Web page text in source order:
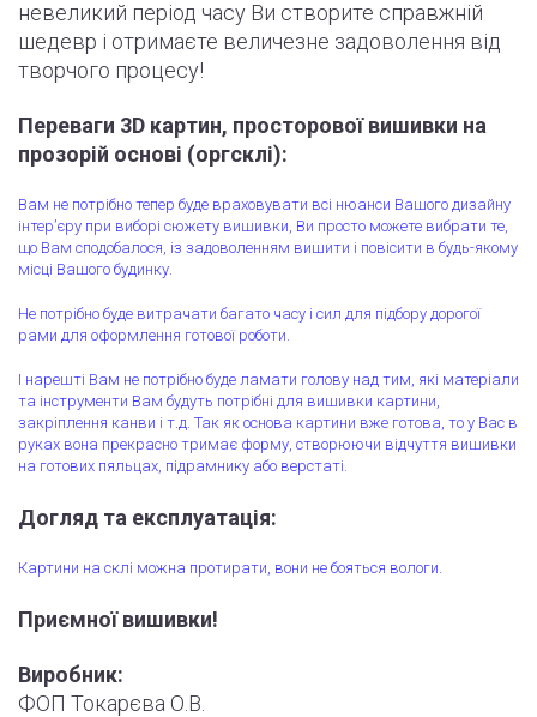
невеликий період часу Ви створите справжній
шедевр і отримаєте величезне задоволення від
творчого процесу!
Переваги 3D картин, просторової вишивки на
прозорій основі (оргсклі):
Вам не потрібно тепер буде враховувати всі нюанси Вашого дизайну
інтер’єру при виборі сюжету вишивки, Ви просто можете вибрати те,
що Вам сподобалося, із задоволенням вишити і повісити в будь-якому
місці Вашого будинку.
Не потрібно буде витрачати багато часу і сил для підбору дорогої
рами для оформлення готової роботи.
І нарешті Вам не потрібно буде ламати голову над тим, які матеріали
та інструменти Вам будуть потрібні для вишивки картини,
закріплення канви і т.д. Так як основа картини вже готова, то у Вас в
руках вона прекрасно тримає форму, створюючи відчуття вишивки
на готових пяльцах, підрамнику або верстаті.
Догляд та експлуатація:
Картини на склі можна протирати, вони не бояться вологи.
Приємної вишивки!
Виробник:
ФОП Токарєва О.В.